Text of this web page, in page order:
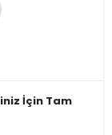
İçin Tam